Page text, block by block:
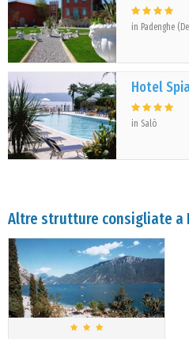
in Padenghe
Hotel
in Salò
Altre strutture consigliate a